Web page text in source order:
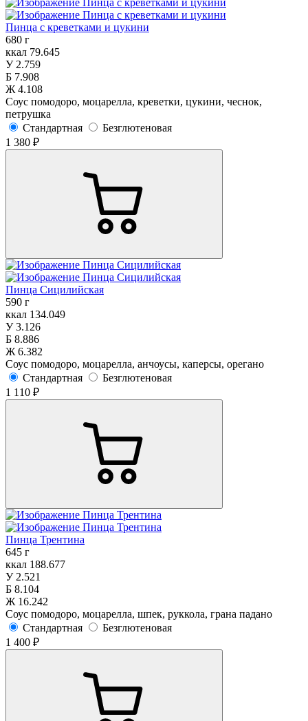
Пинца с креветками и цукини
680 г
ккал 79.645
У2.759
Б 7.908
Ж 4.108
Соус помодоро, моцарелла, креветки, цукини, чеснок,
петрушка
Стандартная
Безглютеновая
1 380 ₽
Пинца Сицилийская
590 г
ккал 134.049
У3.126
Б 8.886
Ж 6.382
Соус помодоро, моцарелла, анчоусы, каперсы, орегано
Стандартная
Безглютеновая
1 110 ₽
Пинца Трентина
645 г
ккал 188.677
У2.521
Б 8.104
Ж 16.242
Соус помодоро, моцарелла, шпек, руккола, грана падано
Стандартная
Безглютеновая
1 400 ₽